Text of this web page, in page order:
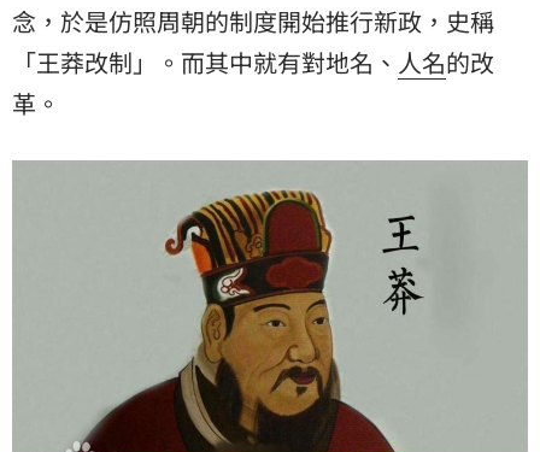
念，於是仿照周朝的制度開始推行新政，史稱
「王莽改制」。而其中就有對地名、 人名的改
革。